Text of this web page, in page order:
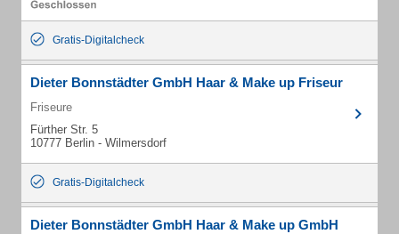
Gratis-Digitalcheck
Dieter Bonnstädter GmbH Haar & Make up Friseur
Friseure
Fürther Str. 5
10777 Berlin - Wilmersdorf
Gratis-Digitalcheck
Dieter Bonnstädter GmbH Haar & Make up GmbH